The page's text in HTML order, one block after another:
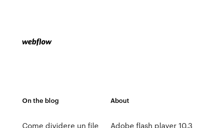
On the blog
Come dividere un file
About
Adobe flash player 10.3